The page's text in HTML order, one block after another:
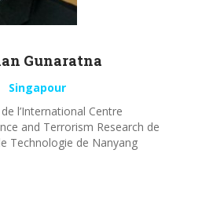
Gunaratna
Singapour
l’International Centre
and Terrorism Research de
Technologie de Nanyang